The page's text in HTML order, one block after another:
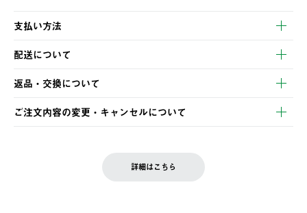
支払い方法
以下のいずれかの方法でお支払いいただけます。
・クレジットカード決済
・コンビニ決済
・Pay-easy決済
配送について
【発送スケジュール】
ご注文・ご入金完了より2営業日以内に商品を発送いたします。
土日祝の発送はございませんので、木曜日以降のご注文は週明け
の発送となる場合がございます。
返品・交換について
※お客様都合の場合
お客様都合の返品にかかる送料は、お客様ご負担とさせていただ
ご注文内容の変更・キャンセルについて
LOGOS FAMILY会員の方は、会員マイページ内 購入履歴画面に
詳細はこちら